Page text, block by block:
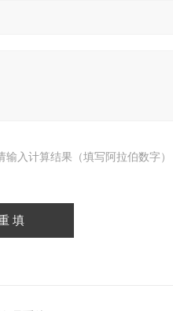
输入计算结果（填写阿拉伯数字